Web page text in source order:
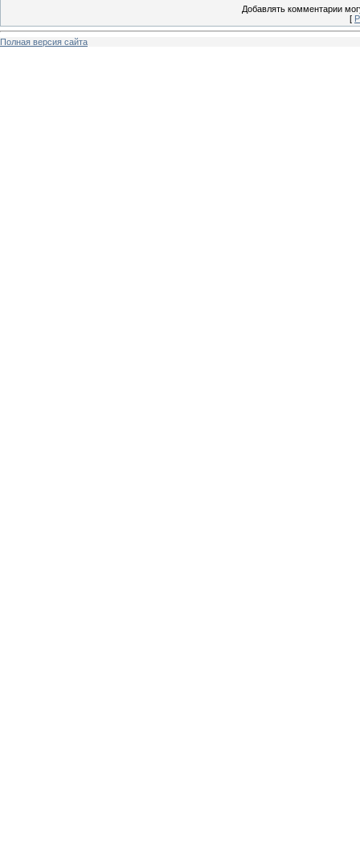
Добавлять комментарии
[
Полная версия сайта